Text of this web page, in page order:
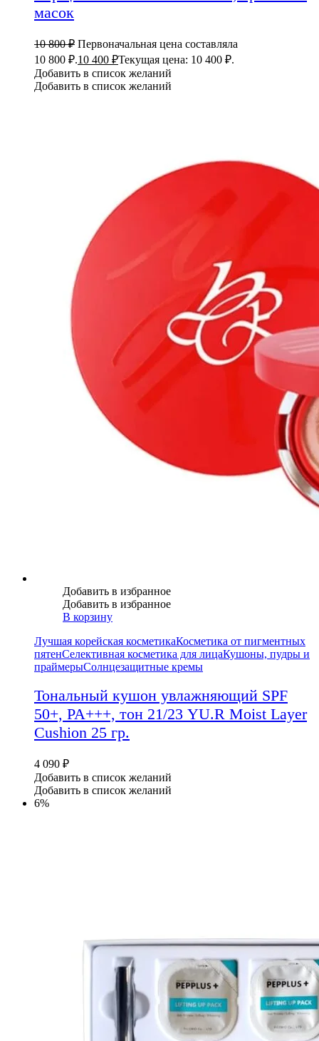
масок
10 800₽ Первоначальная цена составляла
10 800 ₽.10 400 ₽Текущая цена: 10 400 ₽.
Добавить в список желаний
Добавить в список желаний
Добавить в избранное
Добавить в избранное
В корзину
Лучшая корейская косметикаКосметика от пигментных
пятенСелективная косметика для лицаКушоны, пудры и
праймерыСолнцезащитные кремы
Тональный кушон увлажняющий SPF
50+, PA+++, тон 21/23 YU.R Moist Layer
Cushion 25 гр.
4 090 ₽
Добавить в список желаний
Добавить в список желаний
6%